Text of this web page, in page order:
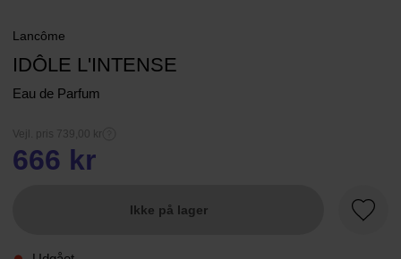
Lancôme
IDÔLE L'INTENSE
Eau de Parfum
Vejl. pris 739,00 kr
666 kr
Ikke på lager